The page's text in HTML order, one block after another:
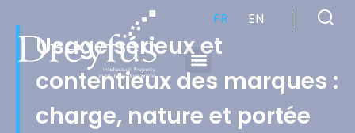
FR EN
Usage sérieux et
contentieux des marques :
charge, nature et portée